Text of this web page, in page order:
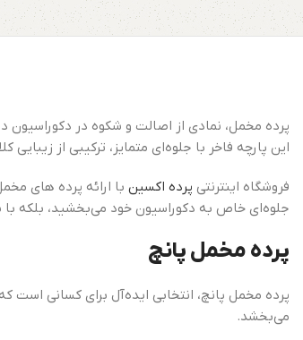
پرده مخمل، نمادی از اصالت و شکوه در
این پارچه فاخر با جلوه‌ای متمایز، ترکیبی از
فروشگاه اینترنتی پرده اکسین با ارائه پرده های
جلوه‌ای خاص به دکوراسیون خود می‌بخشید، بلکه
پرده مخمل پانچ
پرده مخمل پانچ، انتخابی ایده‌آل برای کسانی است
می‌بخشد.